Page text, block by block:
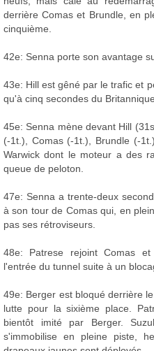
derrière Comas et Brundle, en
cinquième.
42e: Senna porte son avantage
43e: Hill est gêné par le trafic et
qu'à cinq secondes du
45e: Senna mène devant Hill
(-1t.), Comas (-1t.), Brundle (-
Warwick dont le moteur a des
queue de peloton.
47e: Senna a trente-deux
à son tour de Comas qui, en
pas ses rétroviseurs.
48e: Patrese rejoint Comas et
l'entrée du tunnel suite à un
49e: Berger est bloqué derrière
lutte pour la sixième place.
bientôt imité par Berger.
s'immobilise en pleine piste,